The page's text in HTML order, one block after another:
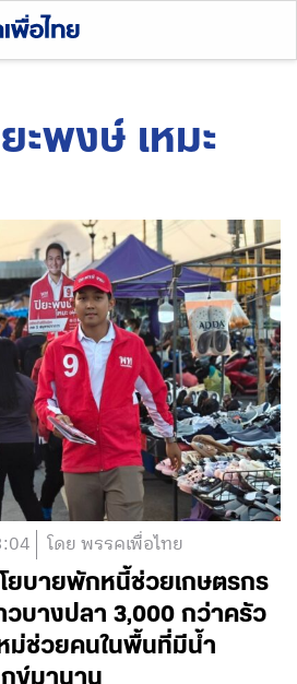
ะพงษ์ เหมะ
โดย พรรคเพื่อไทย
ยบายพักหนี้ช่วยเกษตรกร
วบางปลา 3,000 กว่าครัว
ม่ช่วยคนในพื้นที่มีน้ำ
ข์มานาน